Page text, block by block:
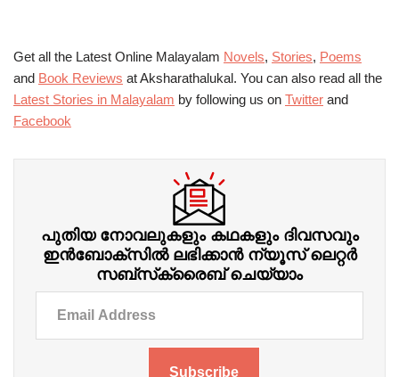
Get all the Latest Online Malayalam Novels, Stories, Poems
and Book Reviews at Aksharathalukal. You can also read all the
Latest Stories in Malayalam by following us on Twitter and
Facebook
പുതിയ നോവലുകളും കഥകളും ദിവസവും
ഇന്‍ബോക്‌സില്‍ ലഭിക്കാന്‍ ന്യൂസ് ലെറ്റർ
സബ്‌സ്‌ക്രൈബ് ചെയ്യാം
Subscribe